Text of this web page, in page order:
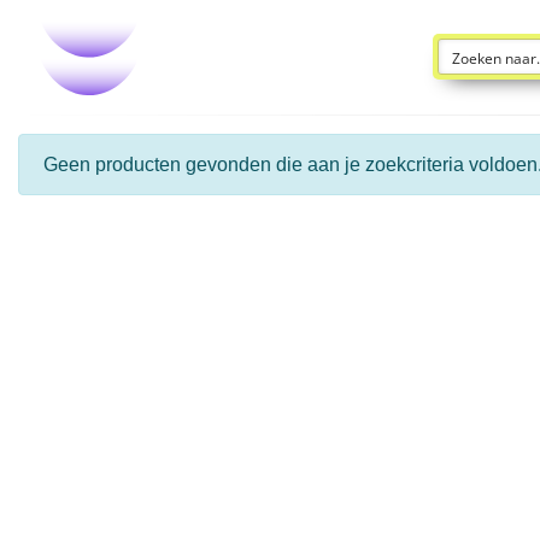
Geen producten gevonden die aan je zoekcriteria